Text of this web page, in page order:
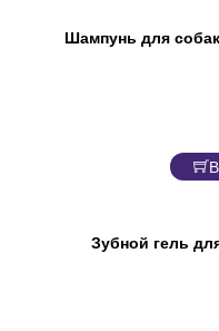
Шампунь для
Зубной гель